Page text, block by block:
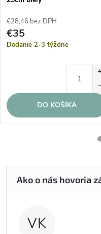
€28,46 bez DPH
€35
Dodanie 2-3 týždne
DO KOŠÍKA
VK